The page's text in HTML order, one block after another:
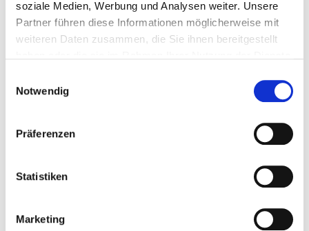
soziale Medien, Werbung und Analysen weiter. Unsere
Partner führen diese Informationen möglicherweise mit
weiteren Daten zusammen, die Sie ihnen bereitgestellt
Notwendig
Präferenzen
Statistiken
Marketing
PANNACREMA WILLIAMS
Produktdatenblatt